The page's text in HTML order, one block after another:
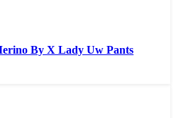
By X Lady Uw Pants